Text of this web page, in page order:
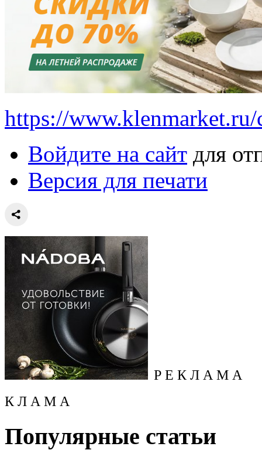
https://
Войдите на сайт для
Версия для печати
Р Е К Л А М А
К Л А М А
Популярные статьи